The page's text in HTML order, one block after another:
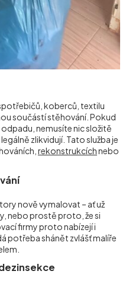
koberců, textilu
součástí stěhování. Pokud
nemusíte nic složitě
zlikvidují. Tato služba je
rekonstrukcíchnebo
nově vymalovat – ať už
nebo prostě proto, že si
firmy proto nabízejí i
potřeba shánět zvlášť malíře